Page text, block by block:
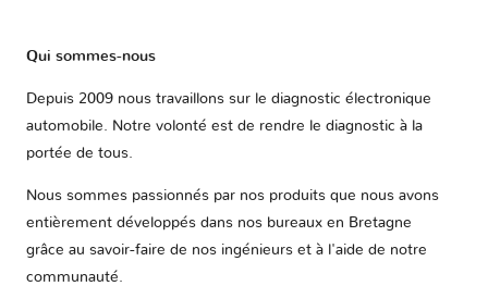
Qui sommes-nous
Depuis 2009 nous travaillons sur le diagnostic électronique
automobile. Notre volonté est de rendre le diagnostic à la
portée de tous.
Nous sommes passionnés par nos produits que nous avons
entièrement développés dans nos bureaux en Bretagne
grâce au savoir-faire de nos ingénieurs et à l'aide de notre
communauté.